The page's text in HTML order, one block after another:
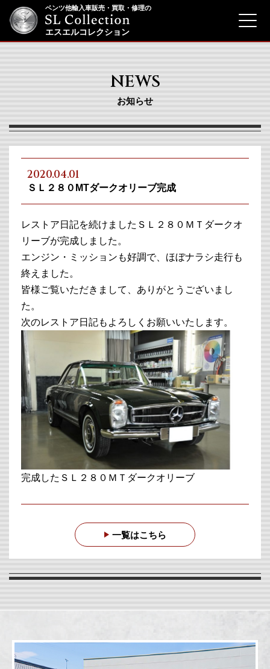
ベンツ他輸入車販売・買取・修理の
エスエルコレクション
NEWS
お知らせ
2020.04.01
ＳＬ２８０MTダークオリーブ完成
レストア日記を続けましたＳＬ２８０ＭＴダークオ
リーブが完成しました。
エンジン・ミッションも好調で、ほぼナラシ走行も
終えました。
皆様ご覧いただきまして、ありがとうございまし
た。
次のレストア日記もよろしくお願いいたします。
完成したＳＬ２８０ＭＴダークオリーブ
一覧はこちら